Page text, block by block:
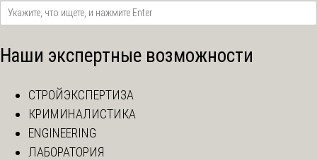
Наши экспертные возможности
СТРОЙЭКСПЕРТИЗА
КРИМИНАЛИСТИКА
ENGINEERING
ЛАБОРАТОРИЯ